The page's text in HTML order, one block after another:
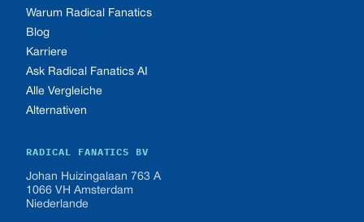
Warum Radical Fanatics
Blog
Karriere
Ask Radical Fanatics AI
Alle Vergleiche
Alternativen
RADICAL FANATICS BV
Johan Huizingalaan 763 A
1066 VH Amsterdam
Niederlande